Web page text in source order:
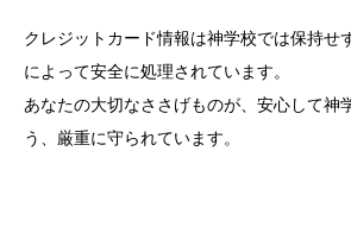
クレジットカード情報は神学校では保持せ
によって安全に処理されています。
あなたの大切なささげものが、安心して神
う、厳重に守られています。